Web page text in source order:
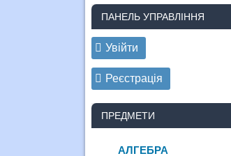
ПАНЕЛЬ УПРАВЛІННЯ
Увійти
Реєстрація
ПРЕДМЕТИ
АЛГЕБРА